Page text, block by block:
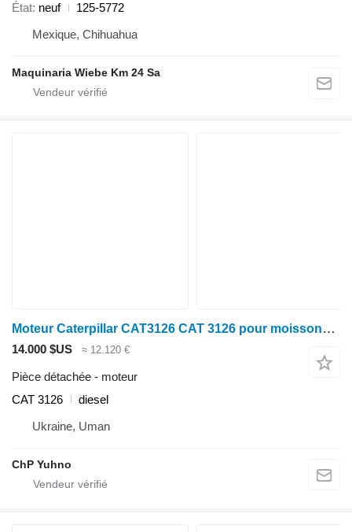
État neuf
125-5772
Mexique, Chihuahua
Maquinaria Wiebe Km 24 Sa
Moteur Caterpillar CAT3126 CAT 3126 pour moissonneuse-batteuse
14.000 $US ≈ 12.120 €
Pièce détachée - moteur
CAT 3126
diesel
Ukraine, Uman
ChP Yuhno